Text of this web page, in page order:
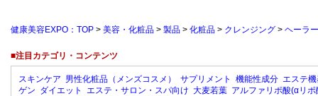
健康美容EXPO：TOP > 美容・化粧品 > 製品 > 化粧品 > クレンジング > ヘーラ
■注目カテゴリ・コンテンツ
スキンケア 男性化粧品（メンズコスメ） サプリメント 機能性成分 エステ
ゲン ダイエット エステ・サロン・スパ向け 大麦若葉 アルファリポ酸(αリポ